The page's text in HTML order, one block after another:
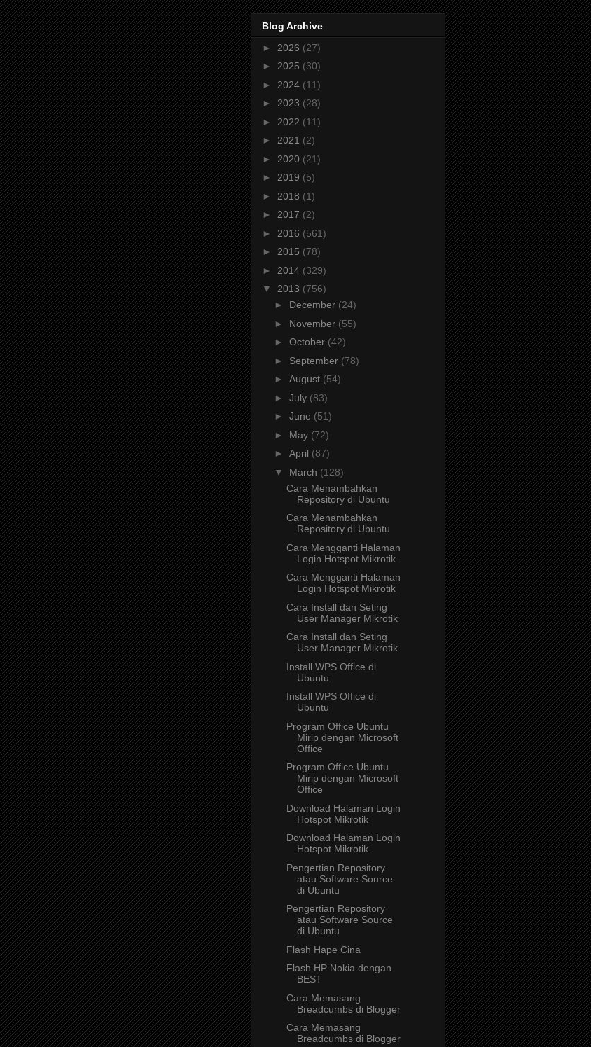
Blog Archive
► 2026 (27)
► 2025 (30)
► 2024 (11)
► 2023 (28)
► 2022 (11)
► 2021 (2)
► 2020 (21)
► 2019 (5)
► 2018 (1)
► 2017 (2)
► 2016 (561)
► 2015 (78)
► 2014 (329)
▼ 2013 (756)
► December (24)
► November (55)
► October (42)
► September (78)
► August (54)
► July (83)
► June (51)
► May (72)
► April (87)
▼ March (128)
Cara Menambahkan
Repository di Ubuntu
Cara Menambahkan
Repository di Ubuntu
Cara Mengganti Halaman
Login Hotspot Mikrotik
Cara Mengganti Halaman
Login Hotspot Mikrotik
Cara Install dan Seting
User Manager Mikrotik
Cara Install dan Seting
User Manager Mikrotik
Install WPS Office di
Ubuntu
Install WPS Office di
Ubuntu
Program Office Ubuntu
Mirip dengan Microsoft
Office
Program Office Ubuntu
Mirip dengan Microsoft
Office
Download Halaman Login
Hotspot Mikrotik
Download Halaman Login
Hotspot Mikrotik
Pengertian Repository
atau Software Source
di Ubuntu
Pengertian Repository
atau Software Source
di Ubuntu
Flash Hape Cina
Flash HP Nokia dengan
BEST
Cara Memasang
Breadcumbs di Blogger
Cara Memasang
Breadcumbs di Blogger